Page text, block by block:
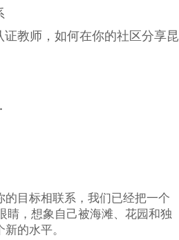
教师，如何在你的社区分享昆
.
目标相联系，我们已经把一个
睛，想象自己被海滩、花园和独
的水平。